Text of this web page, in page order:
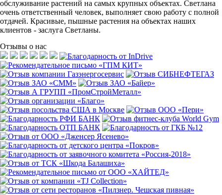
обслуживание растений на самых крупных объектах. Светлана
очень ответственный человек, выполняет свою работу с полной
отдачей. Красивые, пышные растения на объектах наших
клиентов - заслуга Светланы.
Отзывы о нас